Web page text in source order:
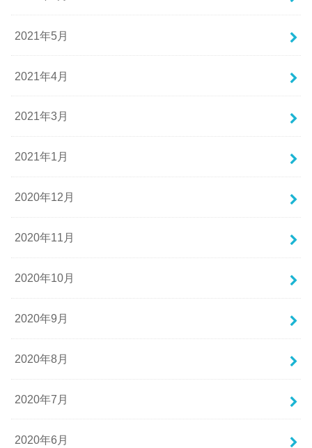
2021年5月
2021年4月
2021年3月
2021年1月
2020年12月
2020年11月
2020年10月
2020年9月
2020年8月
2020年7月
2020年6月